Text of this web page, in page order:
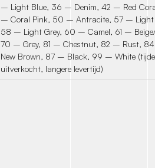
– Light Blue, 36 – Denim, 42 – Red
– Coral Pink, 50 – Antracite, 57 – Light
58 – Light Grey, 60 – Camel, 61 –
70 – Grey, 81 – Chestnut, 82 – Rust,
New Brown, 87 – Black, 99 – White
uitverkocht, langere levertijd)